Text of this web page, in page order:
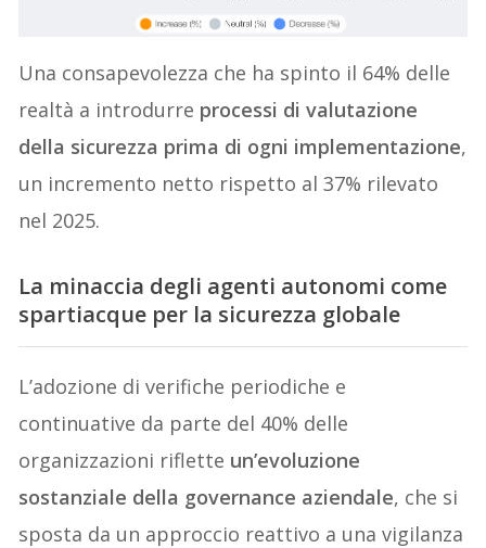
Una consapevolezza che ha spinto il 64% delle
realtà a introdurre processi di valutazione
della sicurezza prima di ogni implementazione,
un incremento netto rispetto al 37% rilevato
nel 2025.
La minaccia degli agenti autonomi come
spartiacque per la sicurezza globale
L’adozione di verifiche periodiche e
continuative da parte del 40% delle
organizzazioni riflette un’evoluzione
sostanziale della governance aziendale, che si
sposta da un approccio reattivo a una vigilanza